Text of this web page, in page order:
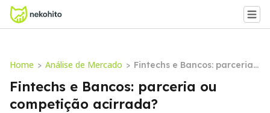
Home > Análise de Mercado > Fintechs e Bancos: parceria
ou competição acirrada?
Fintechs e Bancos: parceria ou
competição acirrada?